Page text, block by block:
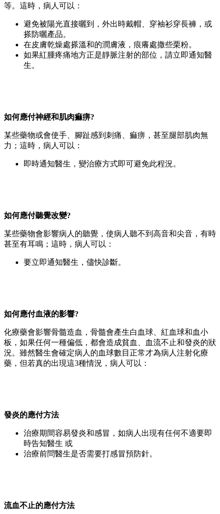
等。這時，病人可以：
避免被陽光直接曬到，外出時戴帽、穿袖衫穿長褲，或
搽防曬產品。
在皮膚乾燥處搽溫和的潤膚液，痕癢處撒些栗粉。
如果紅腫疼痛地方正是靜脈注射的部位，請立即通知醫
生。
如何應付神經和肌肉痲痹?
某些藥物或會使手、腳趾感到刺痛、痲痹，甚至腿部肌肉無
力；這時，病人可以：
即時通知醫生，變治療方式即可避免此程況。
如何應付聽覺改變?
某些藥物會影響病人的聽覺，使病人聽不到高音和尖音，有時
甚至有耳鳴；這時，病人可以：
要立即通知醫生，儘快診斷。
如何應付血液的影響?
化療藥會影響骨髓造血，骨髓會產生白血球、紅血球和血小
板，如果任何一種偏低，都會造成貧血、血流不止和發炎的狀
況。雖然醫生會確定病人的血球數目正常才為病人注射化療
藥，但若真的出現這3種情況，病人可以：
發炎的應付方法
治療期間容易發炎和感冒，如病人出現有任何不適要即
時告知醫生 或
治療前問醫生是否需要打感冒預防針。
流血不止的應付方法